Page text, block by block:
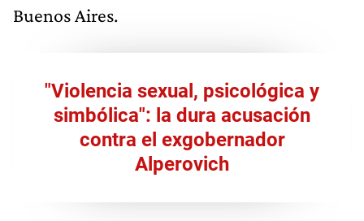
Buenos Aires.
"Violencia sexual, psicológica y
simbólica": la dura acusación
contra el exgobernador
Alperovich